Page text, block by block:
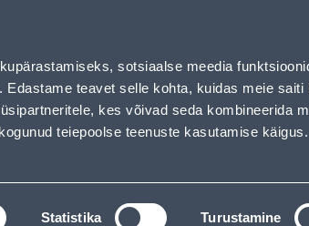
sotsiaalse meedia
teavet selle kohta, kuidas meie saiti
kes võivad seda kombineerida
teiepoolse teenuste kasutamise käigus.
Statistika Turustamine
loaded
Job offers
SEARCH
TOOL RENTAL